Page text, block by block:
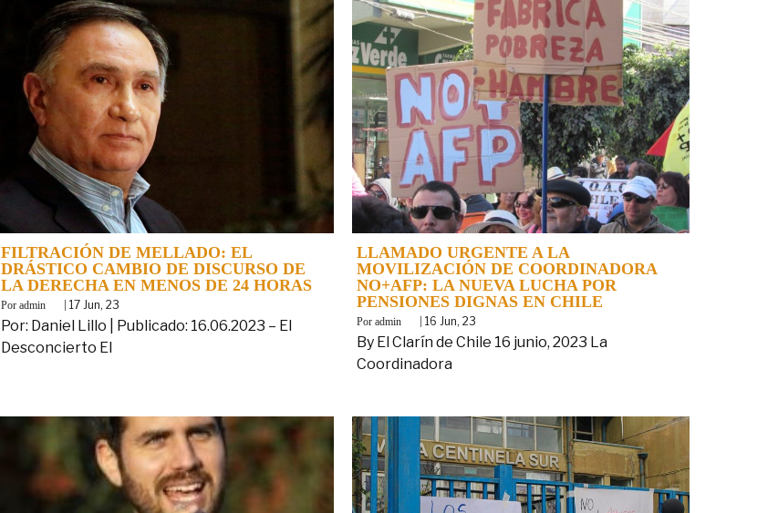
FILTRACIÓN DE MELLADO: EL
DRÁSTICO CAMBIO DE DISCURSO DE
LA DERECHA EN MENOS DE 24 HORAS
By admin 17 Jun, 23
Por: Daniel Lillo | Publicado: 16.06.2023 – El
Desconcierto El
LLAMADO URGENTE A LA
MOVILIZACIÓN DE COORDINADORA
NO+AFP: LA NUEVA LUCHA POR
PENSIONES DIGNAS EN CHILE
By admin 16 Jun, 23
By El Clarín de Chile 16 junio, 2023 La
Coordinadora